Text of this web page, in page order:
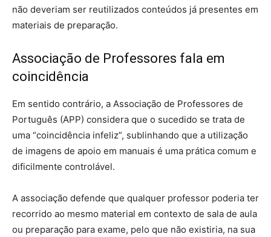
não deveriam ser reutilizados conteúdos já presentes em
materiais de preparação.
Associação de Professores fala em
coincidência
Em sentido contrário, a Associação de Professores de
Português (APP) considera que o sucedido se trata de
uma “coincidência infeliz”, sublinhando que a utilização
de imagens de apoio em manuais é uma prática comum e
dificilmente controlável.
A associação defende que qualquer professor poderia ter
recorrido ao mesmo material em contexto de sala de aula
ou preparação para exame, pelo que não existiria, na sua